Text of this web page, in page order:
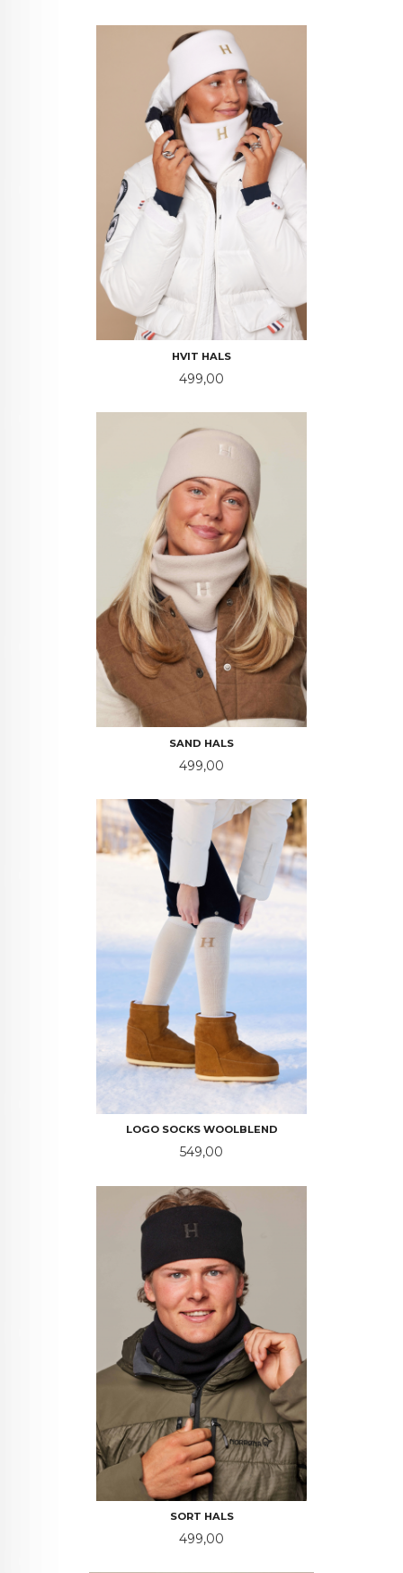
HVIT HALS
Pris
499,00
SAND HALS
Pris
499,00
LOGO SOCKS WOOLBLEND
Pris
549,00
SORT HALS
Pris
499,00